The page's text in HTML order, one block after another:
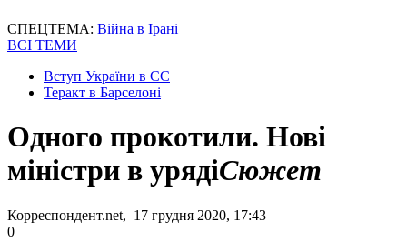
СПЕЦТЕМА: Війна в Ірані
ВСІ ТЕМИ
Вступ України в ЄС
Теракт в Барселоні
Одного прокотили. Нові
міністри в урядіСюжет
Корреспондент.net, 17 грудня 2020, 17:43
0